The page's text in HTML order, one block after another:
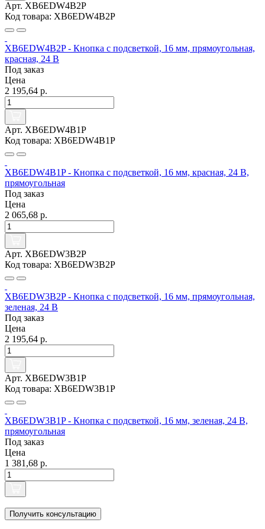
Арт. XB6EDW4B2P
Код товара: XB6EDW4B2P
XB6EDW4B2P - Кнопка с подсветкой, 16 мм, прямоугольная,
красная, 24 В
Под заказ
Цена
2 195,64 р.
Арт. XB6EDW4B1P
Код товара: XB6EDW4B1P
XB6EDW4B1P - Кнопка с подсветкой, 16 мм, красная, 24 В,
прямоугольная
Под заказ
Цена
2 065,68 р.
Арт. XB6EDW3B2P
Код товара: XB6EDW3B2P
XB6EDW3B2P - Кнопка с подсветкой, 16 мм, прямоугольная,
зеленая, 24 В
Под заказ
Цена
2 195,64 р.
Арт. XB6EDW3B1P
Код товара: XB6EDW3B1P
XB6EDW3B1P - Кнопка с подсветкой, 16 мм, зеленая, 24 В,
прямоугольная
Под заказ
Цена
1 381,68 р.
Получить консультацию